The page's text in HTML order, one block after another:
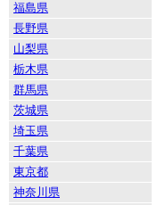
福島県
長野県
山梨県
栃木県
群馬県
茨城県
埼玉県
千葉県
東京都
神奈川県